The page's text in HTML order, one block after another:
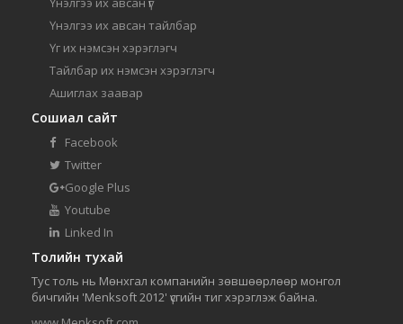
Үнэлгээ их авсан тайлбар
Үг их нэмсэн хэрэглэгч
Тайлбар их нэмсэн хэрэглэгч
Ашиглах заавар
Сошиал сайт
Facebook
Twitter
Google Plus
Youtube
Linked In
Толийн тухай
Тус толь нь Мөнхгал компанийн зөвшөөрлөөр монгол
бичгийн 'Menksoft 2012' үсгийн тиг хэрэглэж байна.